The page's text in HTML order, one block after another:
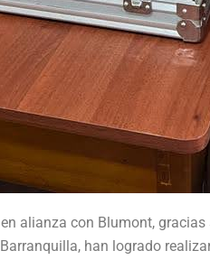
alianza con Blumont,
han logrado